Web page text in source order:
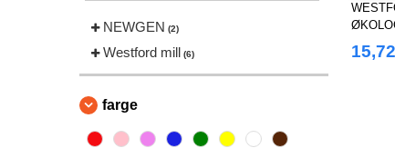
NEWGEN (2)
Westford mill (6)
farge
FOR